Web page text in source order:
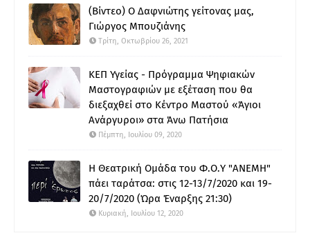
(Βίντεο) Ο Δαφνιώτης γείτονας μας,
Γιώργος Μπουζιάνης
Τρίτη, Οκτωβρίου 26, 2021
ΚΕΠ Υγείας - Πρόγραμμα Ψηφιακών
Μαστογραφιών με εξέταση που θα
διεξαχθεί στο Κέντρο Μαστού «Άγιοι
Ανάργυροι» στα Άνω Πατήσια
Πέμπτη, Ιουλίου 09, 2020
Η Θεατρική Ομάδα του Φ.Ο.Υ "ΑΝΕΜΗ"
πάει ταράτσα: στις 12-13/7/2020 και 19-
20/7/2020 (Ώρα Έναρξης 21:30)
Κυριακή, Ιουλίου 12, 2020